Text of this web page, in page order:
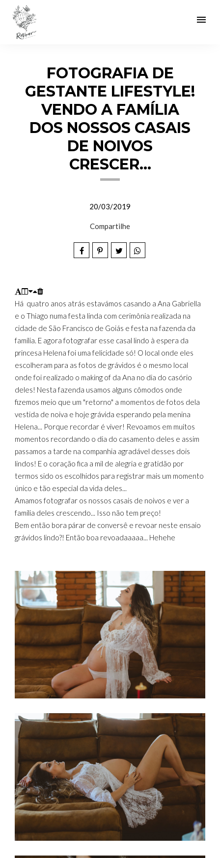
menu
FOTOGRAFIA DE
GESTANTE LIFESTYLE!
VENDO A FAMÍLIA
DOS NOSSOS CASAIS
DE NOIVOS
CRESCER...
20/03/2019
Compartilhe
Há quatro anos atrás estavámos casando a Ana Gabriella
e o Thiago numa festa linda com cerimônia realizada na
cidade de São Francisco de Goiás e festa na fazenda da
família. E agora fotografar esse casal lindo à espera da
princesa Helena foi uma felicidade só! O local onde eles
escolheram para as fotos de grávidos é o mesmo local
onde foi realizado o making of da Ana no dia do casório
deles! Nesta fazenda usamos alguns cômodos onde
fizemos meio que um "retorno" a momentos de fotos dela
vestida de noiva e hoje grávida esperando pela menina
Helena... Porque recordar é viver! Revoamos em muitos
momentos recordando o dia do casamento deles e assim
passamos a tarde na companhia agradável desses dois
lindos! E o coração fica a mil de alegria e gratidão por
termos sido os escolhidos para registrar mais um momento
único e tão especial da vida deles...
Amamos fotografar os nossos casais de noivos e ver a
família deles crescendo... Isso não tem preço!
Bem então bora párar de conversê e revoar neste ensaio
grávidos lindo?! Então boa revoadaaaaa... Hehehe